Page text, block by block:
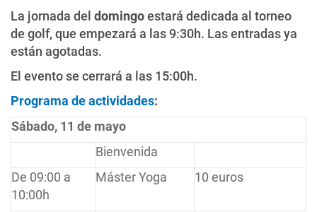
La jornada del domingoestará dedicada al torneo
de golf, que empezará a las 9:30h. Las entradas ya
están agotadas.
El evento se cerrará a las 15:00h.
Programa de actividades:
Sábado, 11 de mayo
Bienvenida
De 09:00 a
10:00h
Máster Yoga 10 euros